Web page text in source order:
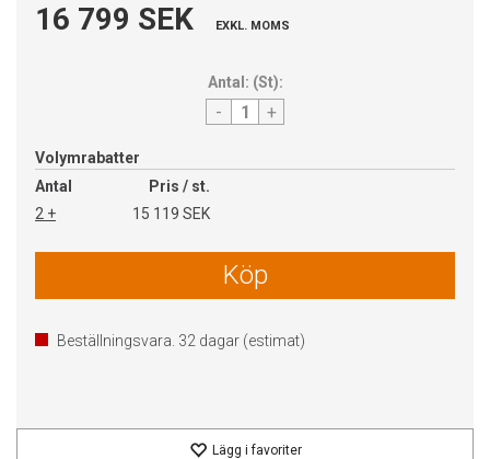
16 799 SEK EXKL. MOMS
Antal: (St):
- +
Volymrabatter
Antal
Pris / st.
2 +
15 119 SEK
Köp
Beställningsvara. 32 dagar (estimat)
Lägg i favoriter